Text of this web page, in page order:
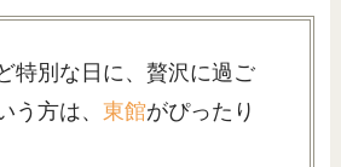
特別な日に、贅沢に過ご
う方は、東館がぴったり